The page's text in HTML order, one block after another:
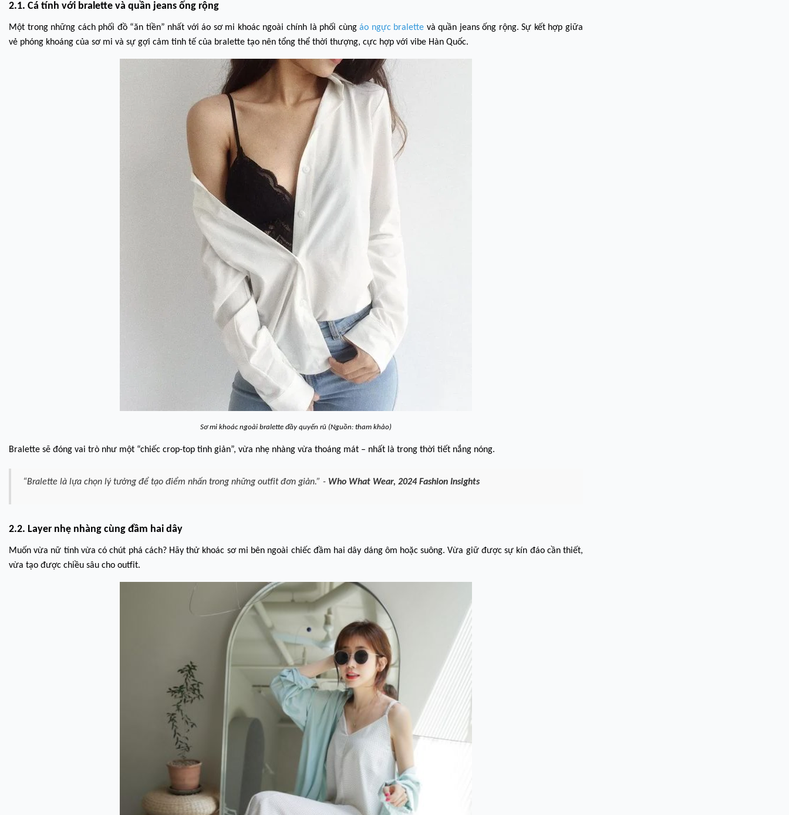
2.1. Cá tính với bralette và quần jeans ống rộng
Một trong những cách phối đồ “ăn tiền” nhất với áo sơ mi khoác ngoài chính là phối cùngáo ngực bralette và quần jeans ống rộng. Sự kết hợp giữa
vẻ phóng khoáng của sơ mi và sự gợi cảm tinh tế của bralette tạo nên tổng thể thời thượng, cực hợp với vibe Hàn Quốc.
Sơ mi khoác ngoài bralette đầy quyến rũ (Nguồn: tham khảo)
Bralette sẽ đóng vai trò như một “chiếc crop-top tinh giản”, vừa nhẹ nhàng vừa thoáng mát – nhất là trong thời tiết nắng nóng.
“Bralette là lựa chọn lý tưởng để tạo điểm nhấn trong những outfit đơn giản.” - Who What Wear, 2024 Fashion Insights
2.2. Layer nhẹ nhàng cùng đầm hai dây
Muốn vừa nữ tính vừa có chút phá cách? Hãy thử khoác sơ mi bên ngoài chiếc đầm hai dây dáng ôm hoặc suông. Vừa giữ được sự kín đáo cần thiết,
vừa tạo được chiều sâu cho outfit.